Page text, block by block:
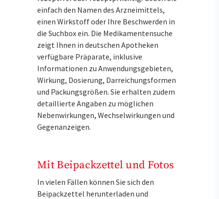
einfach den Namen des Arzneimittels,
einen Wirkstoff oder Ihre Beschwerden in
die Suchbox ein. Die Medikamentensuche
zeigt Ihnen in deutschen Apotheken
verfügbare Präparate, inklusive
Informationen zu Anwendungsgebieten,
Wirkung, Dosierung, Darreichungsformen
und Packungsgrößen. Sie erhalten zudem
detaillierte Angaben zu möglichen
Nebenwirkungen, Wechselwirkungen und
Gegenanzeigen.
Mit Beipackzettel und Fotos
In vielen Fällen können Sie sich den
Beipackzettel herunterladen und